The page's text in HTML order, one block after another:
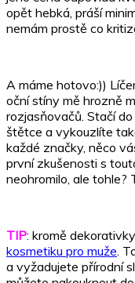
opět hebká, práší
nemám prostě co
A máme hotovo:))
oční stíny mě hrozně
rozjasňovačů. Stačí
štětce a vykouzlíte
každé značky, něco
první zkušenosti s
neohromilo, ale tohle?
TIP: kromě
kosmetiku pro muže .
a vyžadujete přírodní